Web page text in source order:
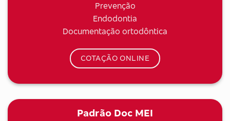
Prevenção
Endodontia
Documentação ortodôntica
COTAÇÃO ONLINE
Padrão Doc MEI